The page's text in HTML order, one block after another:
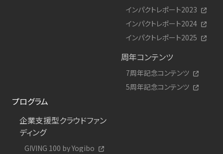
インパクトレポート2023
インパクトレポート2024
インパクトレポート2025
周年コンテンツ
7周年記念コンテンツ
5周年記念コンテンツ
プログラム
企業支援型クラウドファン
ディング
GIVING 100 by Yogibo